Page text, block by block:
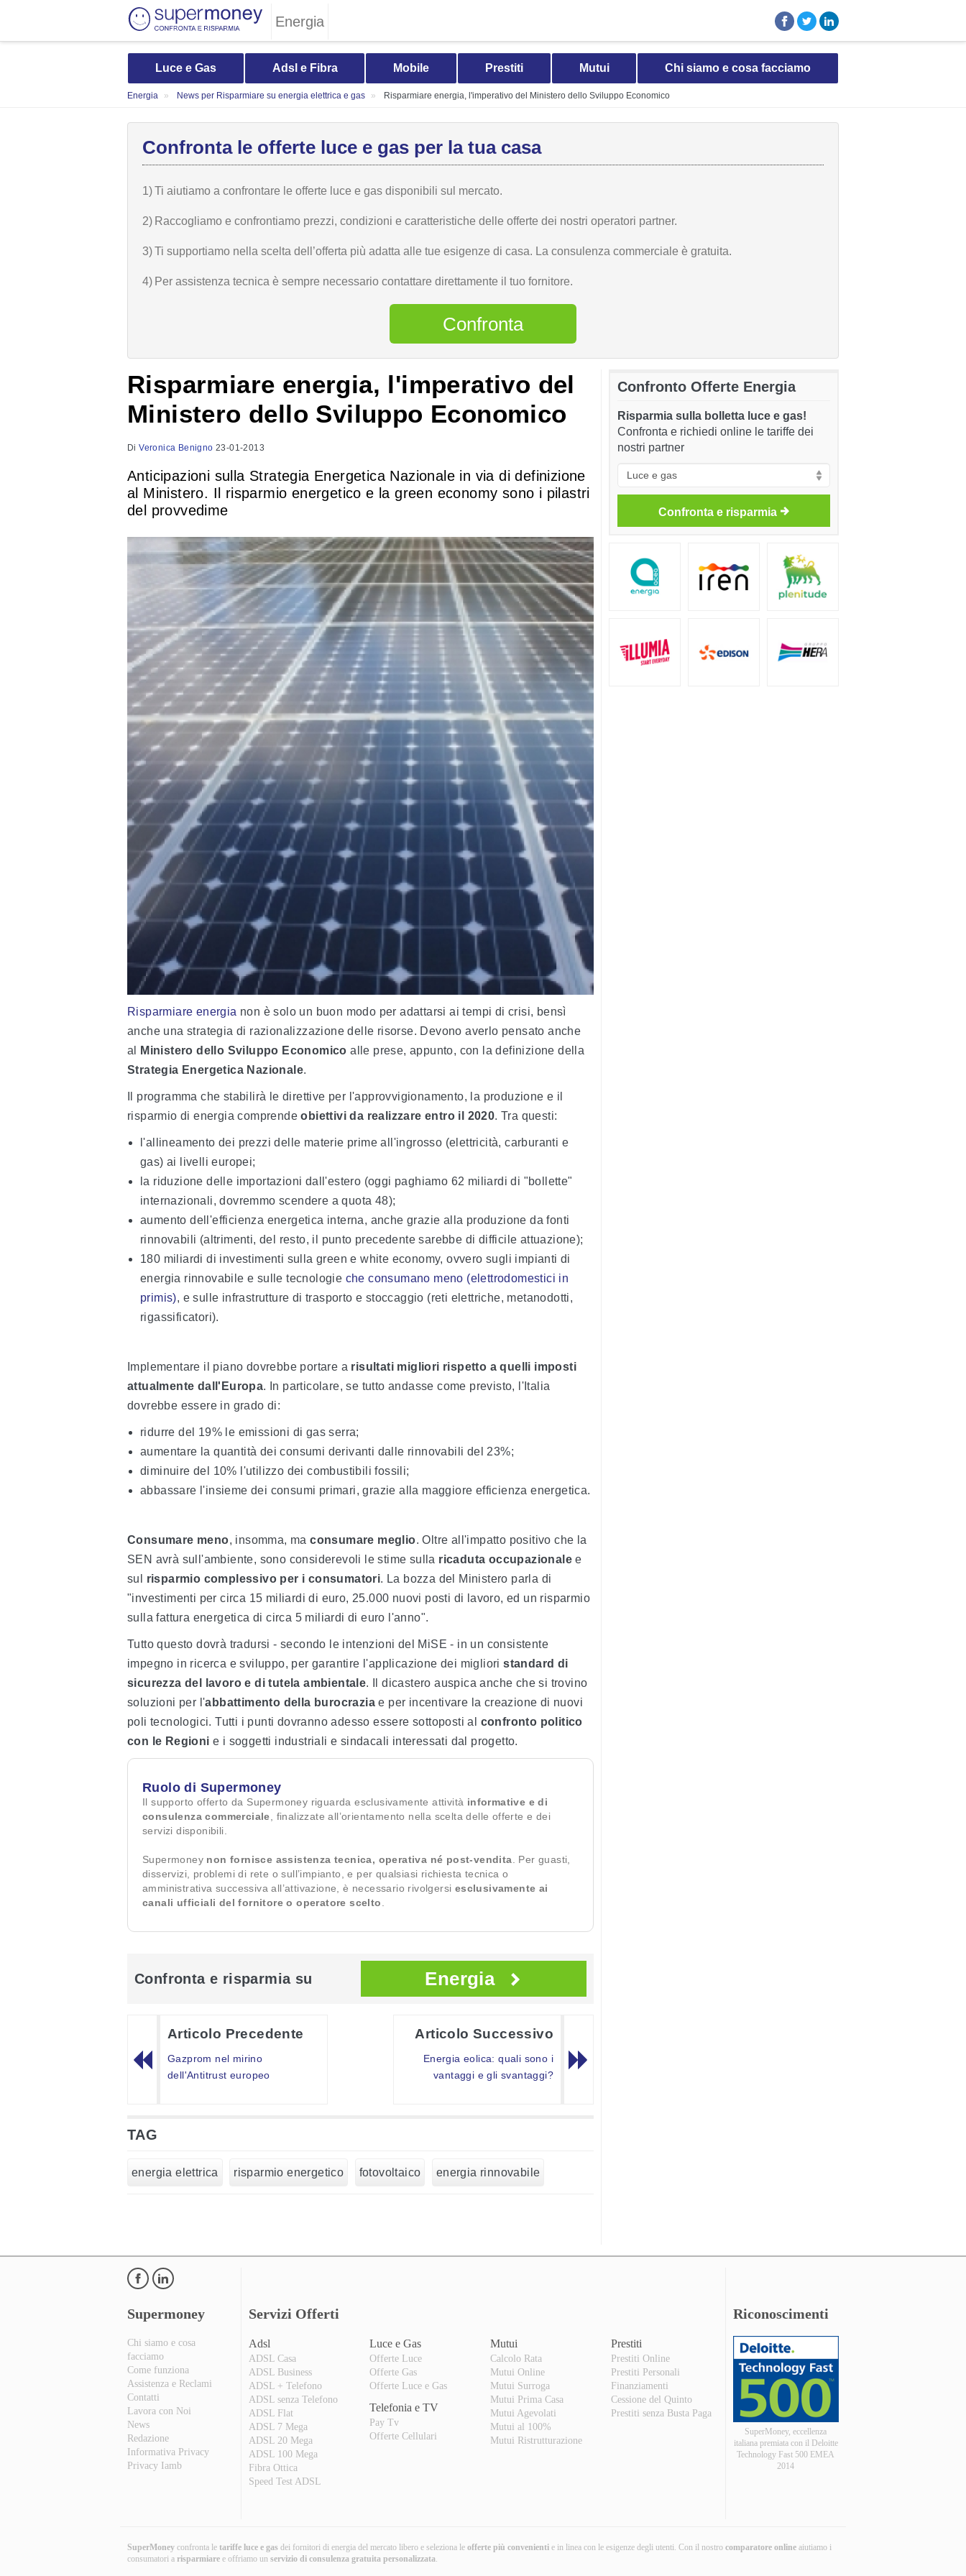
Energia
Luce e Gas Adsl e Fibra Mobile Prestiti Mutui Chi siamo e cosa facciamo
Energia News per Risparmiare su energia elettrica e gas Risparmiare energia, l'imperativo del Ministero dello Sviluppo Economico
Confronta le offerte luce e gas per la tua casa
1)Ti aiutiamo a confrontare le offerte luce e gas disponibili sul mercato.
2) Raccogliamo e confrontiamo prezzi, condizioni e caratteristiche delle offerte dei nostri operatori partner.
3)Ti supportiamo nella scelta dell’offerta più adatta alle tue esigenze di casa. La consulenza commerciale è gratuita.
4) Per assistenza tecnica è sempre necessario contattare direttamente il tuo fornitore.
Confronta
Risparmiare energia, l'imperativo del
Ministero dello Sviluppo Economico
DiVeronica Benigno 23-01-2013
Anticipazioni sulla Strategia Energetica Nazionale in via di definizione
al Ministero. Il risparmio energetico e la green economy sono i pilastri
del provvedime
Risparmiare energia non è solo un buon modo per adattarsi ai tempi di crisi, bensì
anche una strategia di razionalizzazione delle risorse. Devono averlo pensato anche
al
Ministero dello Sviluppo Economico alle prese, appunto, con la definizione della
Strategia Energetica Nazionale.
Il programma che stabilirà le direttive per l'approvvigionamento, la produzione e il
risparmio di energia comprendeobiettivi da realizzare entro il 2020. Tra questi:
l'allineamento dei prezzi delle materie prime all'ingrosso (elettricità, carburanti e
gas) ai livelli europei;
la riduzione delle importazioni dall'estero (oggi paghiamo 62 miliardi di "bollette"
internazionali, dovremmo scendere a quota 48);
aumento dell'efficienza energetica interna, anche grazie alla produzione da fonti
rinnovabili (altrimenti, del resto, il punto precedente sarebbe di difficile attuazione);
180 miliardi di investimenti sulla green e white economy, ovvero sugli impianti di
energia rinnovabile e sulle tecnologie che consumano meno (elettrodomestici in
primis), e sulle infrastrutture di trasporto e stoccaggio (reti elettriche, metanodotti,
rigassificatori).
Implementare il piano dovrebbe portare a risultati migliori rispetto a quelli imposti
attualmente dall'Europa. In particolare, se tutto andasse come previsto, l'Italia
dovrebbe essere in grado di:
ridurre del 19% le emissioni di gas serra;
aumentare la quantità dei consumi derivanti dalle rinnovabili del 23%;
diminuire del 10% l'utilizzo dei combustibili fossili;
abbassare l'insieme dei consumi primari, grazie alla maggiore efficienza energetica.
Consumare meno, insomma, maconsumare meglio. Oltre all'impatto positivo che la
SEN avrà sull'ambiente, sono considerevoli le stime sulla ricaduta occupazionale e
sul risparmio complessivo per i consumatori. La bozza del Ministero parla di
"investimenti per circa 15 miliardi di euro, 25.000 nuovi posti di lavoro, ed un risparmio
sulla fattura energetica di circa 5 miliardi di euro l'anno".
Tutto questo dovrà tradursi - secondo le intenzioni del MiSE - in un consistente
impegno in ricerca e sviluppo, per garantire l'applicazione dei miglioristandard di
sicurezza del lavoro e di tutela ambientale. Il dicastero auspica anche che si trovino
soluzioni per l'abbattimento della burocrazia e per incentivare la creazione di nuovi
poli tecnologici. Tutti i punti dovranno adesso essere sottoposti al confronto politico
con le Regioni e i soggetti industriali e sindacali interessati dal progetto.
Ruolo di Supermoney
Il supporto offerto da Supermoney riguarda esclusivamente attività informative e di
consulenza commerciale , finalizzate all’orientamento nella scelta delle offerte e dei
servizi disponibili.
Supermoney non fornisce assistenza tecnica, operativa né post-vendita . Per guasti,
disservizi, problemi di rete o sull’impianto, e per qualsiasi richiesta tecnica o
amministrativa successiva all’attivazione, è necessario rivolgersi esclusivamente ai
canali ufficiali del fornitore o operatore scelto
Confronta e risparmia su Energia
Articolo Precedente
Gazprom nel mirino
dell'Antitrust europeo
Articolo Successivo
Energia eolica: quali sono i
vantaggi e gli svantaggi?
TAG
energia elettrica risparmio energetico fotovoltaico energia rinnovabile
Confronto Offerte Energia
Risparmia sulla bolletta luce e gas!
Confronta e richiedi online le tariffe dei
nostri partner
Confronta e risparmia
Supermoney
Chi siamo e cosa
facciamo
Come funziona
Assistenza e Reclami
Contatti
Lavora con Noi
News
Redazione
Informativa Privacy
Privacy Iamb
Servizi Offerti
Adsl
ADSL Casa
ADSL Business
ADSL + Telefono
ADSL senza Telefono
ADSL Flat
ADSL 7 Mega
ADSL 20 Mega
ADSL 100 Mega
Fibra Ottica
Speed Test ADSL
Luce e Gas
Offerte Luce
Offerte Gas
Offerte Luce e Gas
Telefonia e TV
Pay Tv
Offerte Cellulari
Mutui
Calcolo Rata
Mutui Online
Mutui Surroga
Mutui Prima Casa
Mutui Agevolati
Mutui al 100%
Mutui Ristrutturazione
Prestiti
Prestiti Online
Prestiti Personali
Finanziamenti
Cessione del Quinto
Prestiti senza Busta Paga
Riconoscimenti
SuperMoney, eccellenza
italiana premiata con il Deloitte
Technology Fast 500 EMEA
2014
SuperMoney confronta le tariffe luce e gas dei fornitori di energia del mercato libero e seleziona le offerte più convenienti e in linea con le esigenze degli utenti. Con il nostro comparatore online aiutiamo i
consumatori a risparmiare e offriamo un servizio di consulenza gratuita personalizzata.